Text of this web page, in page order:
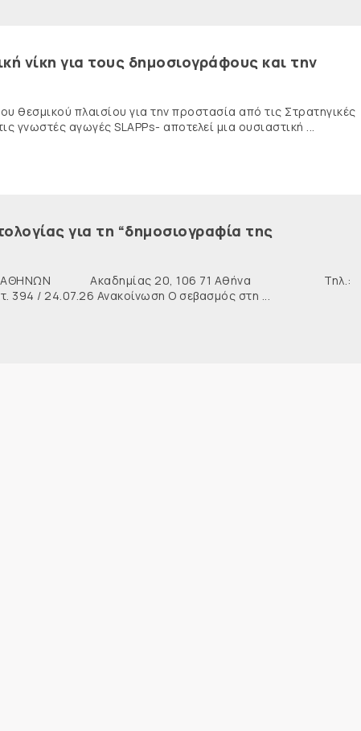
νίκη για τους δημοσιογράφους και την
θεσμικού πλαισίου για την προστασία από τις Στρατηγικές
αγωγές SLAPPs- αποτελεί μια ουσιαστική ...
για τη “δημοσιογραφία της
ΑΘΗΝΩΝ Ακαδημίας 20, 106 71 Αθήνα Τηλ.:
/ 24.07.26 Ανακοίνωση Ο σεβασμός στη ...